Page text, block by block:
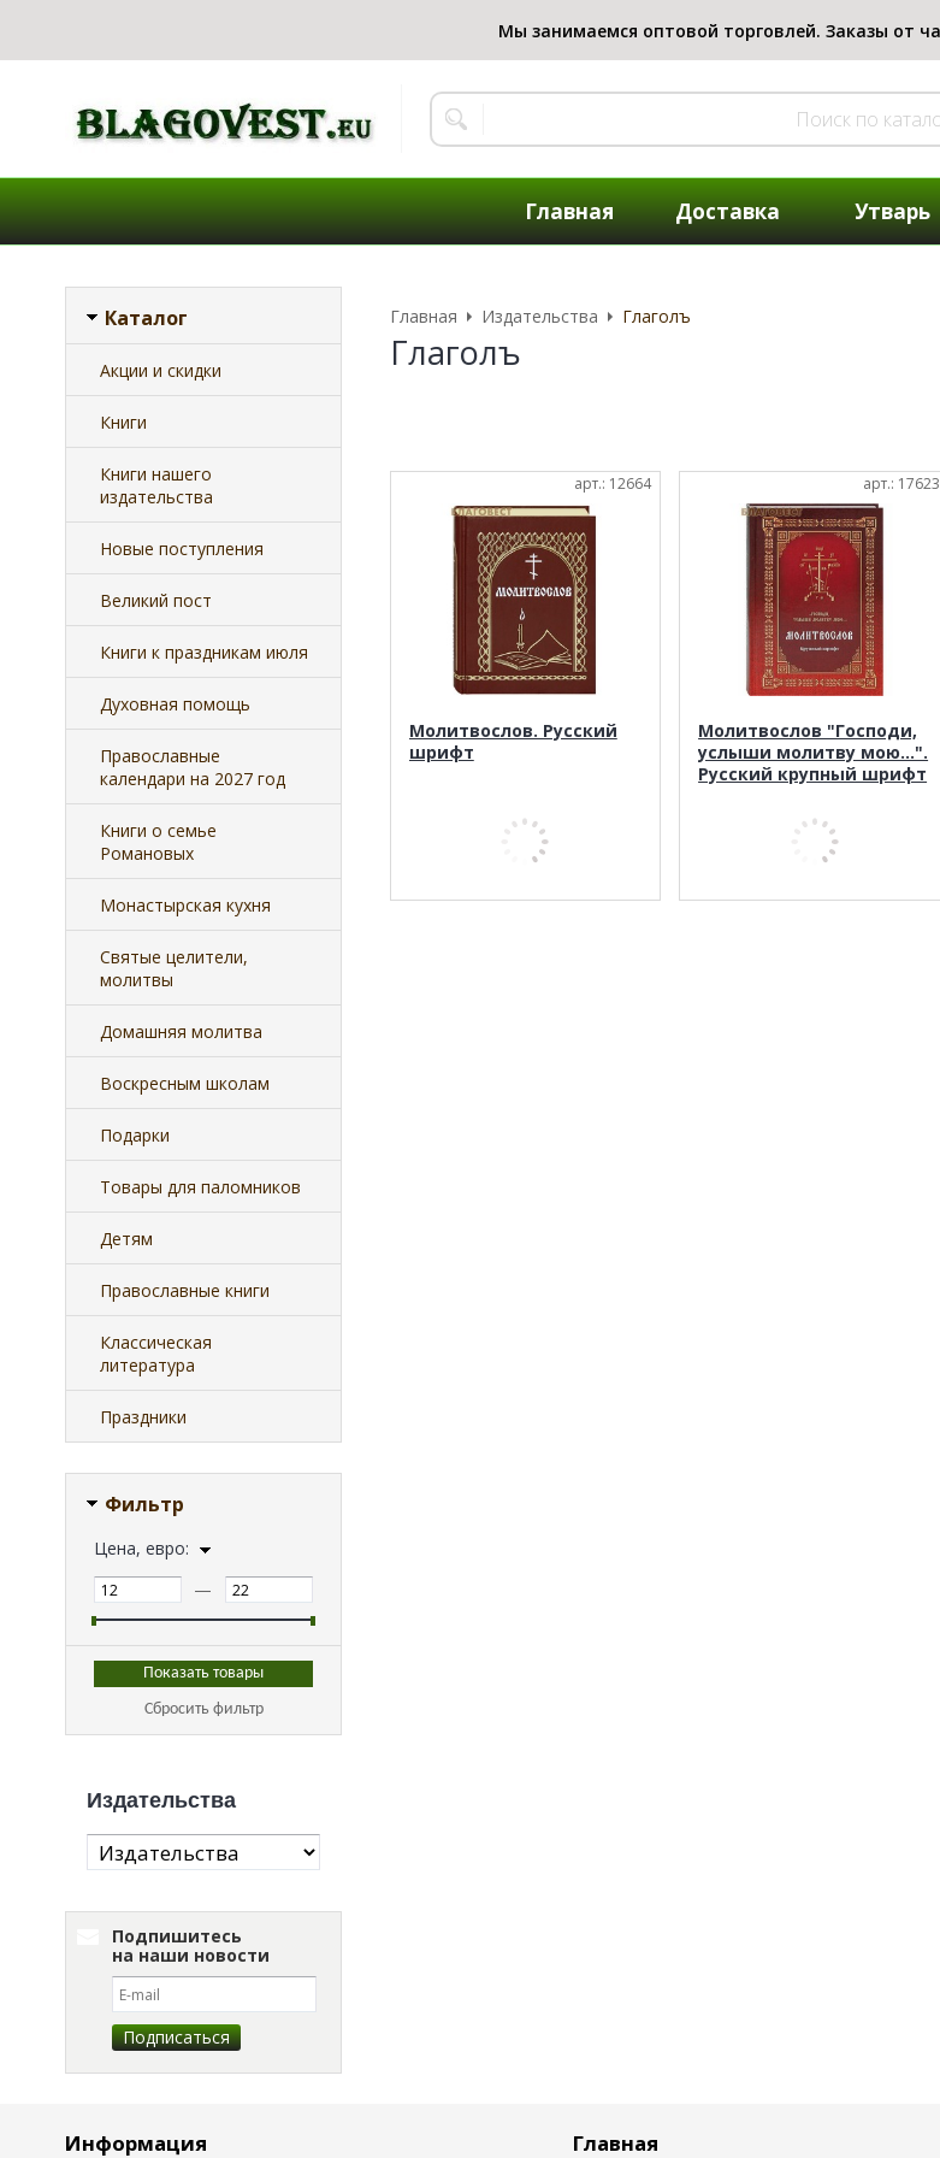
Главная Доставка Утварь
Каталог
Акции и скидки
Книги
Книги нашего
издательства
Новые поступления
Великий пост
Книги к праздникам июля
Духовная помощь
Православные
календари на 2027 год
Книги о семье
Романовых
Монастырская кухня
Святые целители,
молитвы
Домашняя молитва
Воскресным школам
Подарки
Товары для паломников
Детям
Православные книги
Классическая
литература
Праздники
Фильтр
Цена, евро:
—
Сбросить фильтр
Издательства
Подпишитесь
на наши новости
Главная Издательства Глаголъ
Глаголъ
арт.: 12664
Молитвослов. Русский
шрифт
арт.: 17623
Молитвослов "Господи,
услыши молитву мою...".
Русский крупный шрифт
Информация Главная